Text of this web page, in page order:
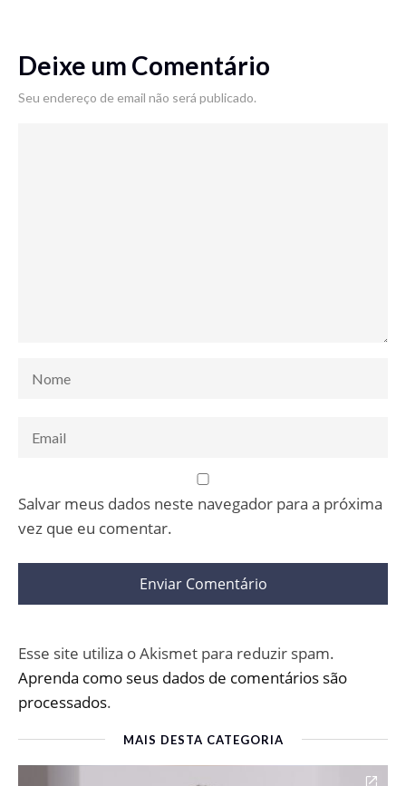
Deixe um Comentário
Seu endereço de email não será publicado.
Salvar meus dados neste navegador para a próxima
vez que eu comentar.
Esse site utiliza o Akismet para reduzir spam.
Aprenda como seus dados de comentários são
processados.
MAIS DESTA CATEGORIA